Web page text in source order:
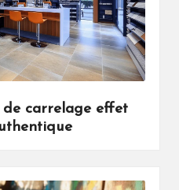
de carrelage effet